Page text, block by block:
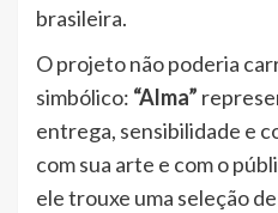
brasileira.
O projeto não poderia
simbólico: “Alma”
entrega, sensibilidade e
com sua arte e com o
ele trouxe uma seleção de